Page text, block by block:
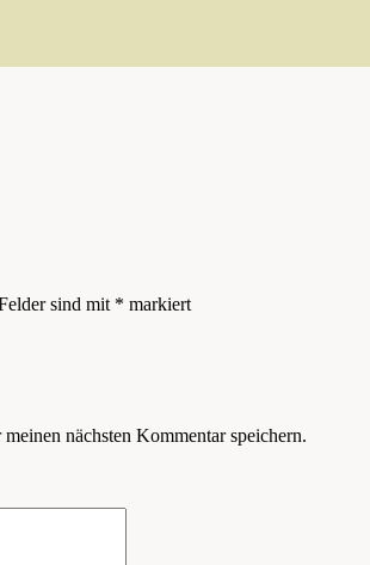
sind mit * markiert
nächsten Kommentar speichern.